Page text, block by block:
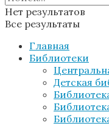
Нет результатов
Все результаты
Главная
Библиотеки
Детская